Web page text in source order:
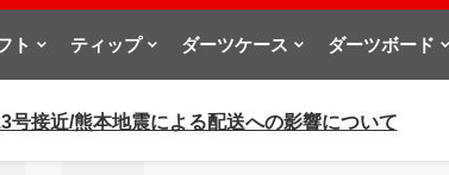
ト ティップ ダーツケース ダーツボード
号接近/熊本地震による配送への影響について